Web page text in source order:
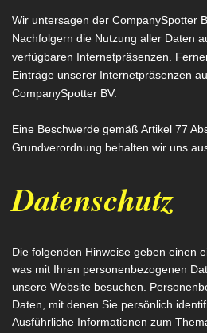
Wir untersagen der CompanySpotter
Nachfolgern die Nutzung aller Daten
verfügbaren Internetpräsenzen.
Einträge unserer Internetpräsenzen
CompanySpotter BV.
Eine Beschwerde gemäß Artikel 77
Grundverordnung behalten wir uns
Datenschutz
Die folgenden Hinweise geben einen
was mit Ihren personenbezogenen
unsere Website besuchen.
Daten, mit denen Sie persönlich
Ausführliche Informationen zum